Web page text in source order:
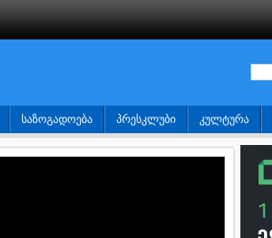
ᲡᲐᲖᲝᲒᲐᲓᲝᲔᲑᲐ ᲞᲠᲔᲡᲙᲚᲣᲑᲘ ᲙᲣᲚᲢᲣᲠᲐ